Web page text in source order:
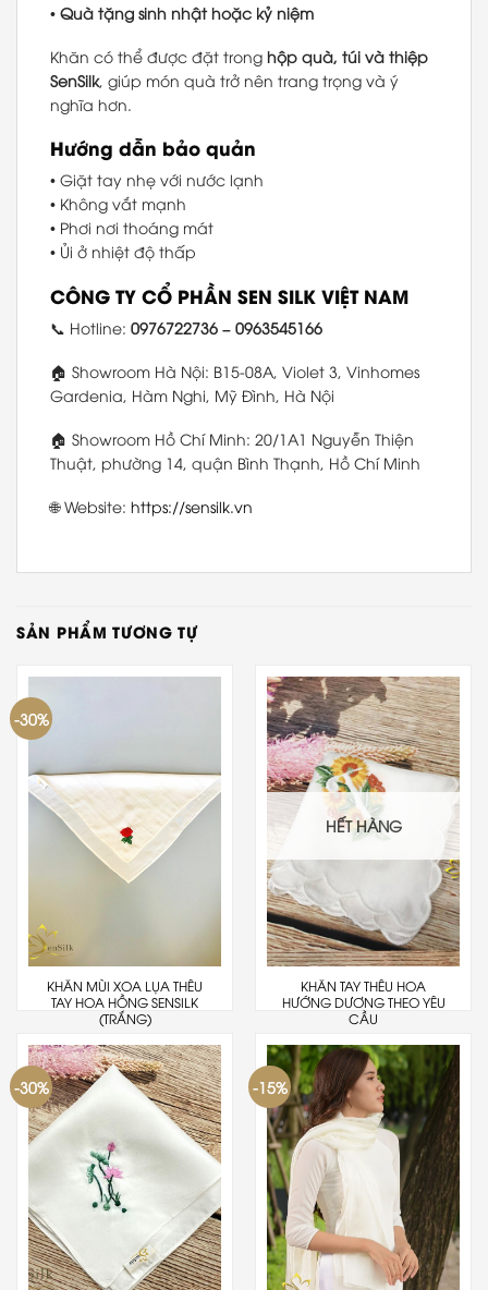
• Quà tặng sinh nhật hoặc kỷ niệm
Khăn có thể được đặt trong hộp quà, túi và thiệp
SenSilk, giúp món quà trở nên trang trọng và ý
nghĩa hơn.
Hướng dẫn bảo quản
• Giặt tay nhẹ với nước lạnh
• Không vắt mạnh
• Phơi nơi thoáng mát
• Ủi ở nhiệt độ thấp
CÔNG TY CỔ PHẦN SEN SILK VIỆT NAM
📞 Hotline: 0976722736 – 0963545166
🏠 Showroom Hà Nội: B15-08A, Violet 3, Vinhomes
Gardenia, Hàm Nghi, Mỹ Đình, Hà Nội
🏠 Showroom Hồ Chí Minh: 20/1A1 Nguyễn Thiện
Thuật, phường 14, quận Bình Thạnh, Hồ Chí Minh
🌐 Website: https://sensilk.vn
SẢN PHẨM TƯƠNG TỰ
-30%
KHĂN MÙI XOA LỤA THÊU
TAY HOA HỒNG SENSILK
(TRẮNG)
HẾT HÀNG
KHĂN TAY THÊU HOA
HƯỚNG DƯƠNG THEO YÊU
CẦU
-30% -15%